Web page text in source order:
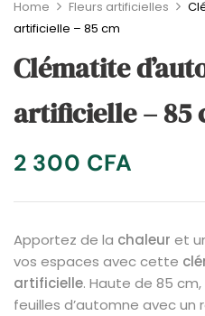
Home Fleurs artificielles
artificielle – 85 cm
Clématite
artificielle – 85
2 300 CFA
Apportez de la chaleur et
vos espaces avec cette
artificielle. Haute de 85
feuilles d’automne avec un